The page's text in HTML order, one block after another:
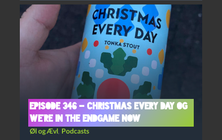
Episode 346 – Christmas Every Day og
We’re In The Endgame Now
Øl og Ævl , Podcasts